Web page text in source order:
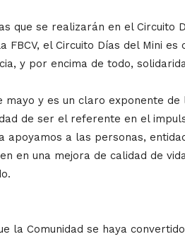
que se realizarán en el Circuito
el Circuito Días del Mini
y por encima de todo,
y es un claro exponente
de ser el referente en el
a las personas,
en una mejora de calidad de
la Comunidad se haya